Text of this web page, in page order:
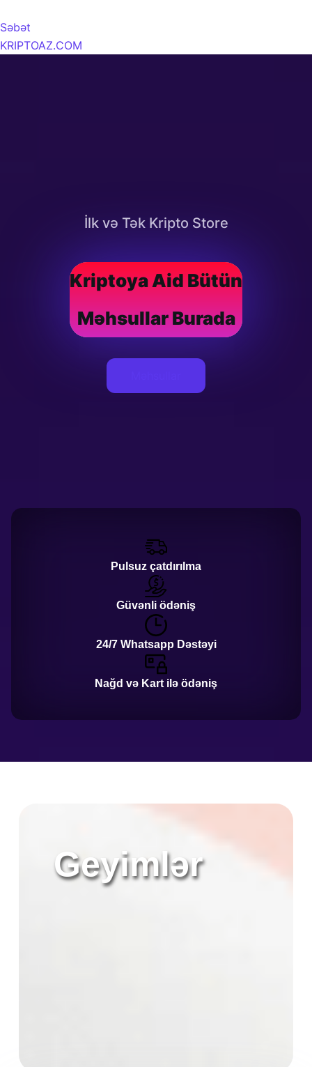
Səbət
KRIPTOAZ.COM
İlk və Tək Kripto Store
Kriptoya Aid Bütün
Məhsullar Burada
Pulsuz çatdırılma
Güvənli ödəniş
24/7 Whatsapp Dəstəyi
Nağd və Kart ilə ödəniş
Geyimlər